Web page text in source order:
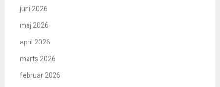
juni 2026
maj 2026
april 2026
marts 2026
februar 2026